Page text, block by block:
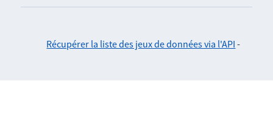
Récupérer la liste des jeux de données via l'API -